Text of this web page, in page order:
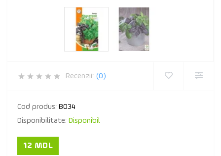
Recenzii: (0)
Cod produs: B034
Disponibilitate: Disponibil
12 MDL